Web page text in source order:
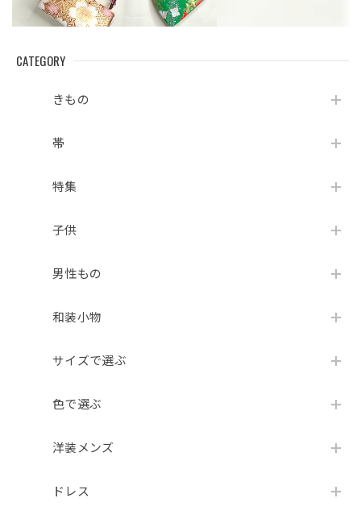
CATEGORY
きもの
帯
特集
子供
男性もの
和装小物
サイズで選ぶ
色で選ぶ
洋装メンズ
ドレス